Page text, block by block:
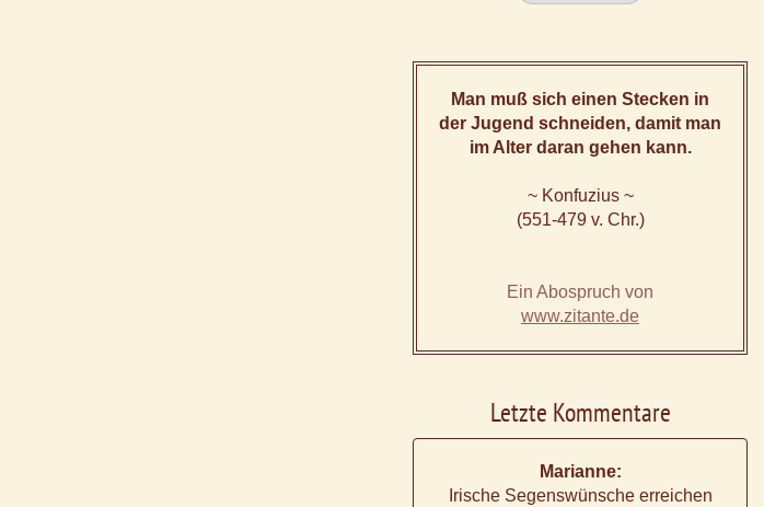
Man muß sich einen Stecken in
der Jugend schneiden, damit man
im Alter daran gehen kann.
~ Konfuzius ~
(551-479 v. Chr.)
Ein Abospruch von
www.zitante.de
Letzte Kommentare
Marianne:
Irische Segenswünsche erreichen